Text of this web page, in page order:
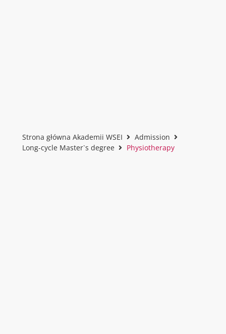
Strona główna Akademii WSEI
Admission
Long-cycle Master`s degree
Physiotherapy